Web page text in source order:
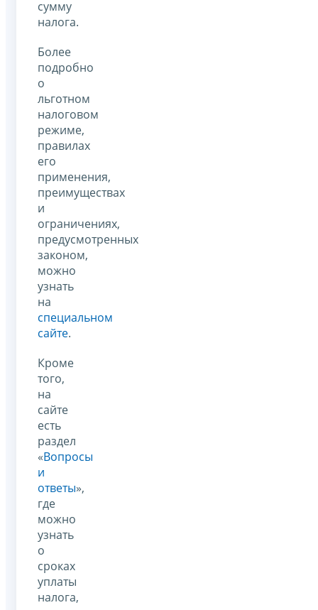
сумму
налога.
Более
подробно
о
льготном
налоговом
режиме,
правилах
его
применения,
преимуществах
и
ограничениях,
предусмотренных
законом,
можно
узнать
на
специальном
сайте.
Кроме
того,
на
сайте
есть
раздел
«Вопросы
и
ответы»,
где
можно
узнать
о
сроках
уплаты
налога,